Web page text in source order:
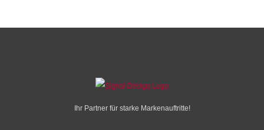
Ihr Partner für starke Markenauftritte!